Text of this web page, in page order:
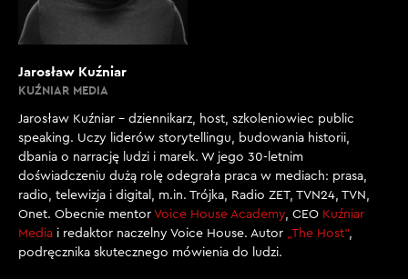
Jarosław Kuźniar
KUŹNIAR MEDIA
Jarosław Kuźniar – dziennikarz, host, szkoleniowiec public
speaking. Uczy liderów storytellingu, budowania historii,
dbania o narrację ludzi i marek. W jego 30-letnim
doświadczeniu dużą rolę odegrała praca w mediach: prasa,
radio, telewizja i digital, m.in. Trójka, Radio ZET, TVN24, TVN,
Onet. Obecnie mentor Voice House Academy, CEO Kuźniar
Media i redaktor naczelny Voice House. Autor „The Host”,
podręcznika skutecznego mówienia do ludzi.